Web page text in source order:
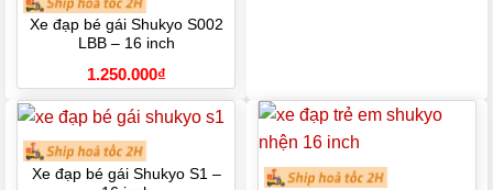
Xe đạp bé gái Shukyo S002
LBB – 16 inch
1.250.000₫
Xe đạp bé gái Shukyo S1 –